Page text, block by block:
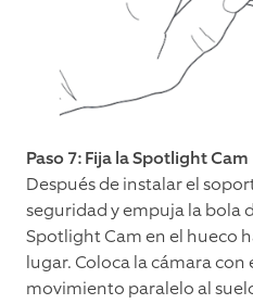
Paso 7: Fija la Spotlight Cam
Después de instalar el
seguridad y empuja la bola
Spotlight Cam en el hueco
lugar. Coloca la cámara
movimiento paralelo al